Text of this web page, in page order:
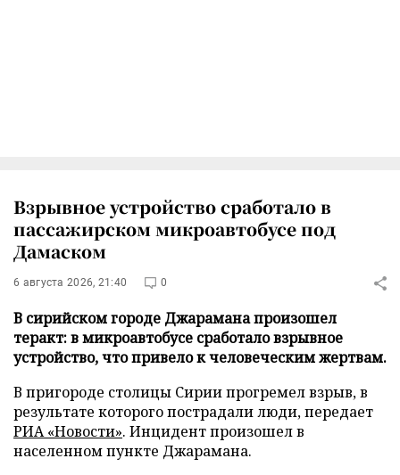
Взрывное устройство сработало в
пассажирском микроавтобусе под
Дамаском
6 августа 2026, 21:40 0
В сирийском городе Джарамана произошел
теракт: в микроавтобусе сработало взрывное
устройство, что привело к человеческим жертвам.
В пригороде столицы Сирии прогремел взрыв, в
результате которого пострадали люди, передает
РИА «Новости». Инцидент произошел в
населенном пункте Джарамана.